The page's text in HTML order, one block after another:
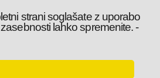
strani soglašate z uporabo
lahko spremenite.-